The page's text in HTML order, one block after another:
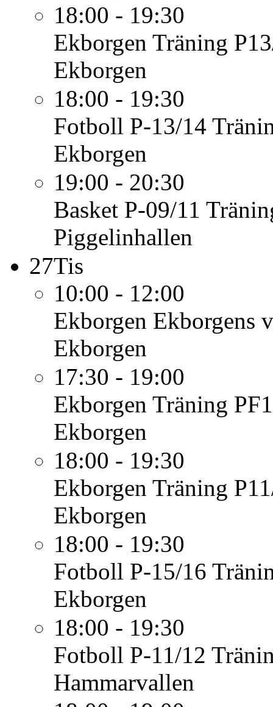
18:00 - 19:30
Ekborgen Träning
Ekborgen
18:00 - 19:30
Fotboll P-13/14
Ekborgen
19:00 - 20:30
Basket P-09/11
Piggelinhallen
27Tis
10:00 - 12:00
Ekborgen Ekborgens
Ekborgen
17:30 - 19:00
Ekborgen Träning
Ekborgen
18:00 - 19:30
Ekborgen Träning
Ekborgen
18:00 - 19:30
Fotboll P-15/16
Ekborgen
18:00 - 19:30
Fotboll P-11/12
Hammarvallen